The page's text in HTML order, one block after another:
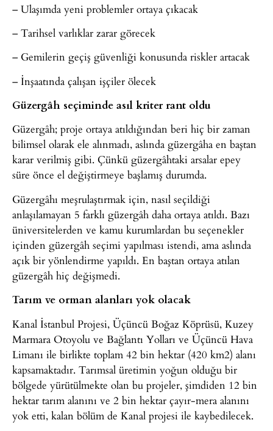
– Ulaşımda yeni problemler ortaya çıkacak
– Tarihsel varlıklar zarar görecek
– Gemilerin geçiş güvenliği konusunda riskler artacak
– İnşaatında çalışan işçiler ölecek
Güzergâh seçiminde asıl kriter rant oldu
Güzergâh; proje ortaya atıldığından beri hiç bir zaman
bilimsel olarak ele alınmadı, aslında güzergâha en baştan
karar verilmiş gibi. Çünkü güzergâhtaki arsalar epey
süre önce el değiştirmeye başlamış durumda.
Güzergâhı meşrulaştırmak için, nasıl seçildiği
anlaşılamayan 5 farklı güzergâh daha ortaya atıldı. Bazı
üniversitelerden ve kamu kurumlardan bu seçenekler
içinden güzergâh seçimi yapılması istendi, ama aslında
açık bir yönlendirme yapıldı. En baştan ortaya atılan
güzergâh hiç değişmedi.
Tarım ve orman alanları yok olacak
Kanal İstanbul Projesi, Üçüncü Boğaz Köprüsü, Kuzey
Marmara Otoyolu ve Bağlantı Yolları ve Üçüncü Hava
Limanı ile birlikte toplam 42 bin hektar (420 km2) alanı
kapsamaktadır. Tarımsal üretimin yoğun olduğu bir
bölgede yürütülmekte olan bu projeler, şimdiden 12 bin
hektar tarım alanını ve 2 bin hektar çayır-mera alanını
yok etti, kalan bölüm de Kanal projesi ile kaybedilecek.